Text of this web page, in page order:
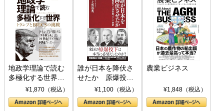
地政学理論で読む
多極化する世界：
トランプとBRICS
の挑戦
¥1,870（税込）
誰が日本を降伏さ
せたか 原爆投
下、ソ連参戦、そ
して聖断 (PHP新
書)
¥1,100（税込）
農業ビジネス
¥1,848（税込）